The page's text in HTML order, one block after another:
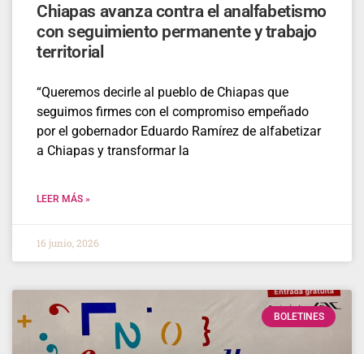
Chiapas avanza contra el analfabetismo
con seguimiento permanente y trabajo
territorial
“Queremos decirle al pueblo de Chiapas que
seguimos firmes con el compromiso empeñado
por el gobernador Eduardo Ramírez de alfabetizar
a Chiapas y transformar la
LEER MÁS »
16 junio, 2026
BOLETINES